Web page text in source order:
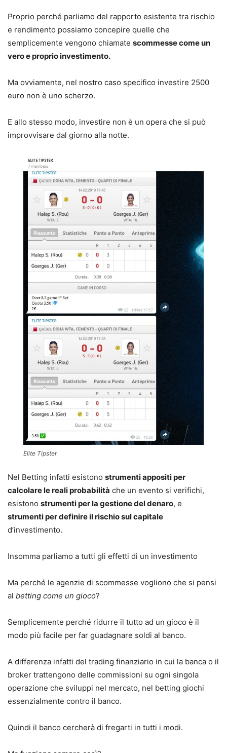
Proprio perché parliamo del rapporto esistente tra rischio
e rendimento possiamo concepire quelle che
semplicemente vengono chiamate scommesse come un
vero e proprio investimento.
Ma ovviamente, nel nostro caso specifico investire 2500
euro non è uno scherzo.
E allo stesso modo, investire non è un opera che si può
improvvisare dal giorno alla notte.
Elite Tipster
Nel Betting infatti esistono strumenti appositi per
calcolare le reali probabilità che un evento si verifichi,
esistono strumenti per la gestione del denaro, e
strumenti per definire il rischio sul capitale
d’investimento.
Insomma parliamo a tutti gli effetti di un investimento
Ma perché le agenzie di scommesse vogliono che si pensi
al betting come un gioco?
Semplicemente perché ridurre il tutto ad un gioco è il
modo più facile per far guadagnare soldi al banco.
A differenza infatti del trading finanziario in cui la banca o il
broker trattengono delle commissioni su ogni singola
operazione che sviluppi nel mercato, nel betting giochi
essenzialmente contro il banco.
Quindi il banco cercherà di fregarti in tutti i modi.